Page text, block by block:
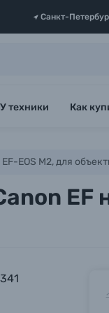
Санкт-
техники Как
EOS M2, для
EF